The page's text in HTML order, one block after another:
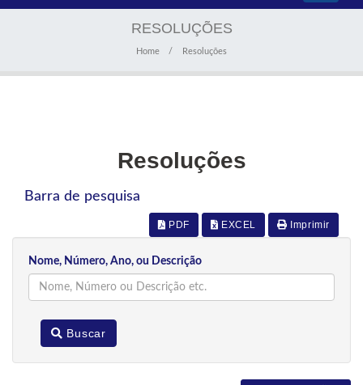
RESOLUÇÕES
Home Resoluções
Resoluções
Barra de pesquisa
PDF EXCEL Imprimir
Nome, Número, Ano, ou Descrição
Buscar